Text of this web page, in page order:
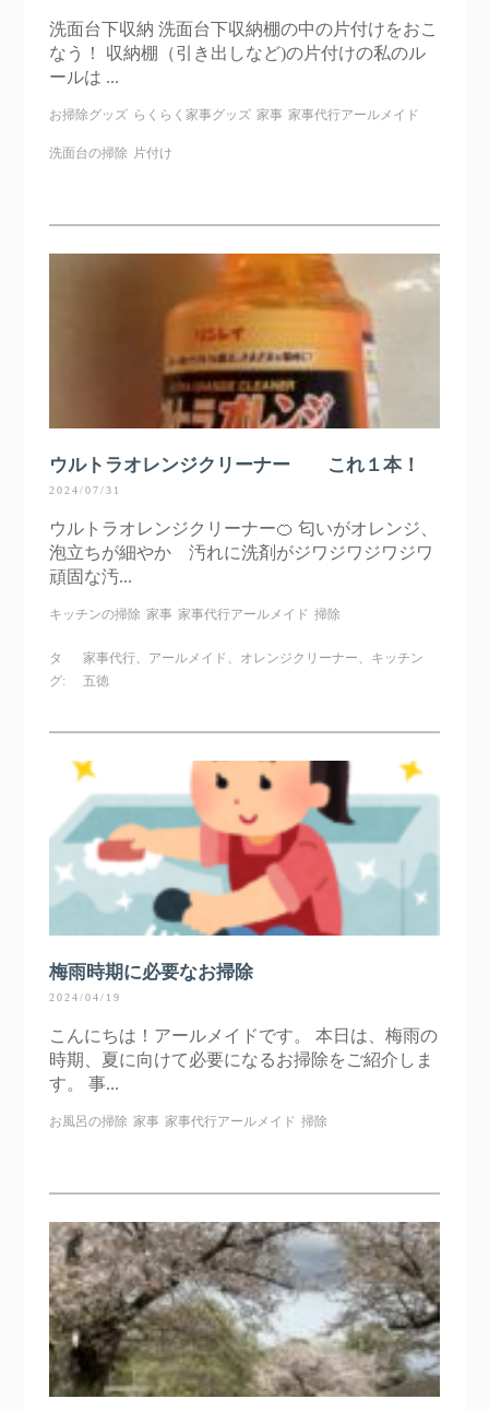
洗面台下収納 洗面台下収納棚の中の片付けをおこ
なう！ 収納棚（引き出しなど)の片付けの私のル
ールは ...
お掃除グッズ らくらく家事グッズ 家事 家事代行アールメイド
洗面台の掃除 片付け
ウルトラオレンジクリーナー これ１本！
2024/07/31
ウルトラオレンジクリーナー🍊 匂いがオレンジ、
泡立ちが細やか 汚れに洗剤がジワジワジワジワ
頑固な汚...
キッチンの掃除 家事 家事代行アールメイド 掃除
タ
グ:
家事代行、アールメイド、オレンジクリーナー、キッチン
五徳
梅雨時期に必要なお掃除
2024/04/19
こんにちは！アールメイドです。 本日は、梅雨の
時期、夏に向けて必要になるお掃除をご紹介しま
す。 事...
お風呂の掃除 家事 家事代行アールメイド 掃除